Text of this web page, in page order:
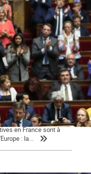
représente !
des travailleurs eux-
en France sont à
: la...